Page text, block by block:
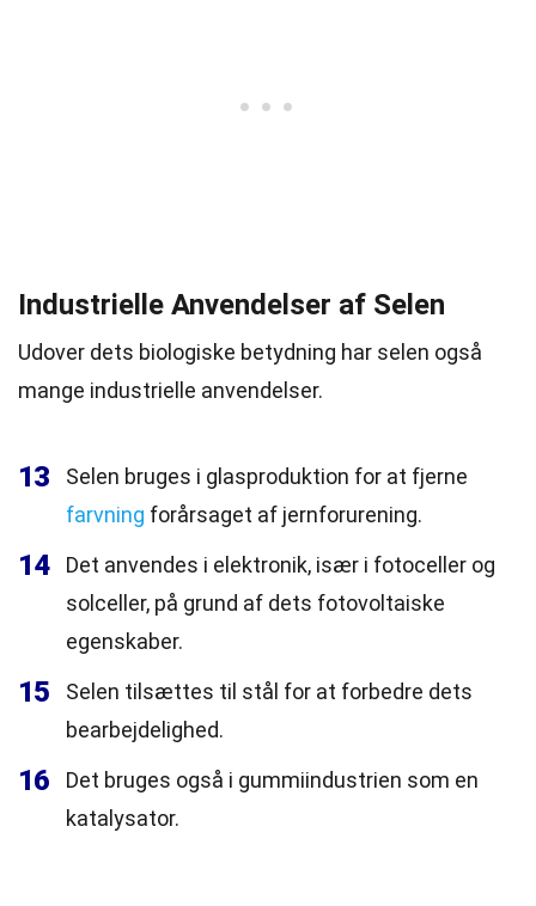
Industrielle Anvendelser af Selen
Udover dets biologiske betydning har selen også
mange industrielle anvendelser.
13
Selen bruges i glasproduktion for at fjerne
farvning forårsaget af jernforurening.
14
Det anvendes i elektronik, især i fotoceller og
solceller, på grund af dets fotovoltaiske
egenskaber.
15
Selen tilsættes til stål for at forbedre dets
bearbejdelighed.
16
Det bruges også i gummiindustrien som en
katalysator.